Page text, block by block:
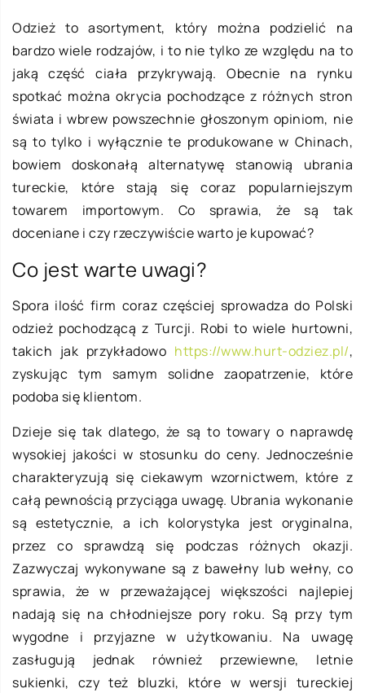
Odzież to asortyment, który można podzielić na
bardzo wiele rodzajów, i to nie tylko ze względu na to
jaką część ciała przykrywają. Obecnie na rynku
spotkać można okrycia pochodzące z różnych stron
świata i wbrew powszechnie głoszonym opiniom, nie
są to tylko i wyłącznie te produkowane w Chinach,
bowiem doskonałą alternatywę stanowią ubrania
tureckie, które stają się coraz popularniejszym
towarem importowym. Co sprawia, że są tak
doceniane i czy rzeczywiście warto je kupować?
Co jest warte uwagi?
Spora ilość firm coraz częściej sprowadza do Polski
odzież pochodzącą z Turcji. Robi to wiele hurtowni,
takich jak przykładowo https://www.hurt-odziez.pl/,
zyskując tym samym solidne zaopatrzenie, które
podoba się klientom.
Dzieje się tak dlatego, że są to towary o naprawdę
wysokiej jakości w stosunku do ceny. Jednocześnie
charakteryzują się ciekawym wzornictwem, które z
całą pewnością przyciąga uwagę. Ubrania wykonanie
są estetycznie, a ich kolorystyka jest oryginalna,
przez co sprawdzą się podczas różnych okazji.
Zazwyczaj wykonywane są z bawełny lub wełny, co
sprawia, że w przeważającej większości najlepiej
nadają się na chłodniejsze pory roku. Są przy tym
wygodne i przyjazne w użytkowaniu. Na uwagę
zasługują jednak również przewiewne, letnie
sukienki, czy też bluzki, które w wersji tureckiej